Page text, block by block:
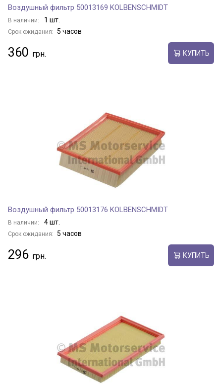
Воздушный фильтр 50013169 KOLBENSCHMIDT
В наличии: 1 шт.
Срок ожидания: 5 часов
360 КУПИТЬ
Воздушный фильтр 50013176 KOLBENSCHMIDT
В наличии: 4 шт.
Срок ожидания: 5 часов
296 КУПИТЬ